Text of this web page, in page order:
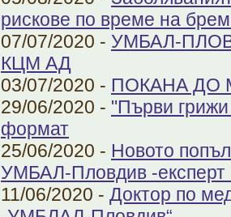
рискове по време на
07/07/2020 - УМБАЛ-
КЦМ АД
03/07/2020 - ПОКАНА ДО
29/06/2020 - "Първи
формат
25/06/2020 - Новото
УМБАЛ-Пловдив -експерт
11/06/2020 - Доктор по